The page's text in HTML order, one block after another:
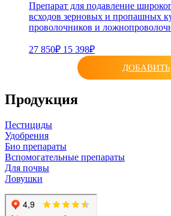
Препарат для подавление
всходов зерновых и пропашных
проволочников и
27 850₽ 15 398₽
ДОБАВИТЬ
Продукция
Пестициды
Удобрения
Био препараты
Вспомогательные препараты
Для почвы
Ловушки